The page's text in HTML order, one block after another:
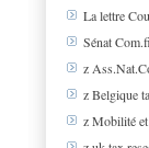
La lettre
Sénat
z
z Belgique
z Mobilité